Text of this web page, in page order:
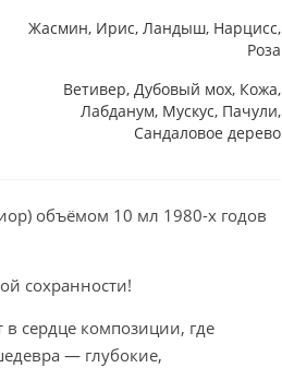
Жасмин, Ирис, Ландыш, Нарцисс,
Роза
Ветивер, Дубовый мох, Кожа,
Лабданум, Мускус, Пачули,
Сандаловое дерево
объёмом 10 мл 1980-х годов
сохранности!
сердце композиции, где
— глубокие,